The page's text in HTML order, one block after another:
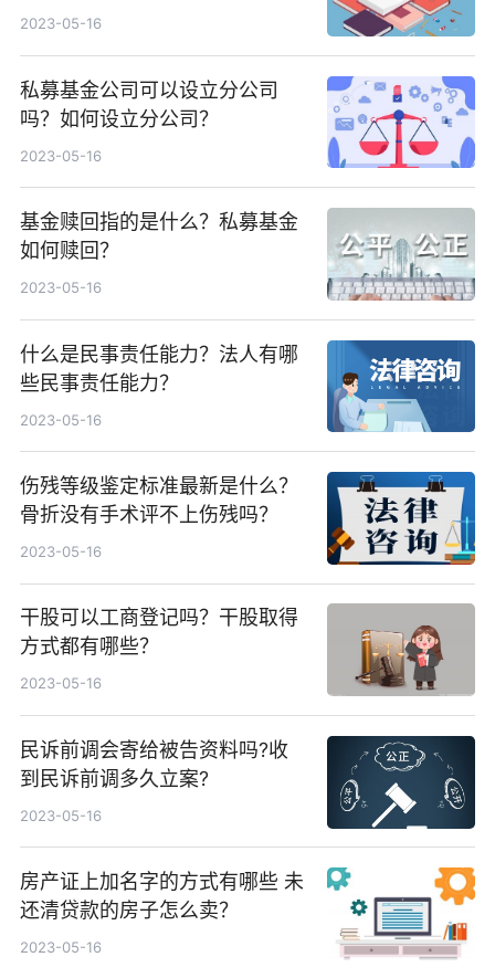
件？
2023-05-16
私募基金公司可以设立分公司
吗？如何设立分公司？
2023-05-16
基金赎回指的是什么？私募基金
如何赎回？
2023-05-16
什么是民事责任能力？法人有哪
些民事责任能力？
2023-05-16
伤残等级鉴定标准最新是什么？
骨折没有手术评不上伤残吗？
2023-05-16
干股可以工商登记吗？干股取得
方式都有哪些？
2023-05-16
民诉前调会寄给被告资料吗?收
到民诉前调多久立案?
2023-05-16
房产证上加名字的方式有哪些 未
还清贷款的房子怎么卖？
2023-05-16